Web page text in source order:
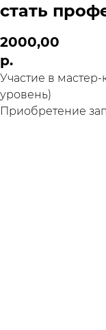
стать
2000,00
р.
Участие в мастер-
уровень)
Приобретение